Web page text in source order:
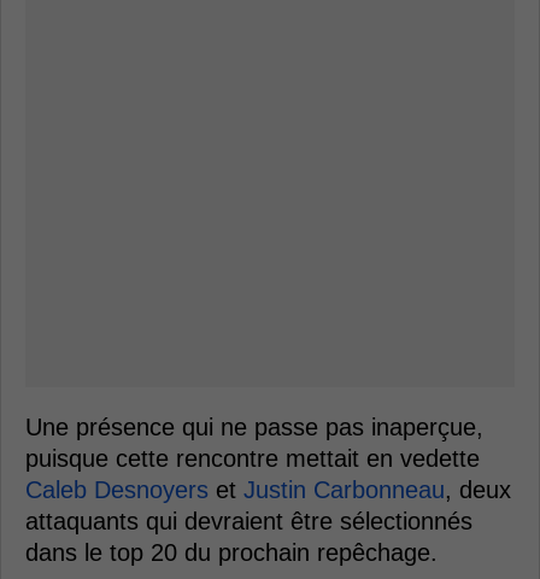
Une présence qui ne passe pas inaperçue,
puisque cette rencontre mettait en vedette
Caleb Desnoyers et Justin Carbonneau, deux
attaquants qui devraient être sélectionnés
dans le top 20 du prochain repêchage.